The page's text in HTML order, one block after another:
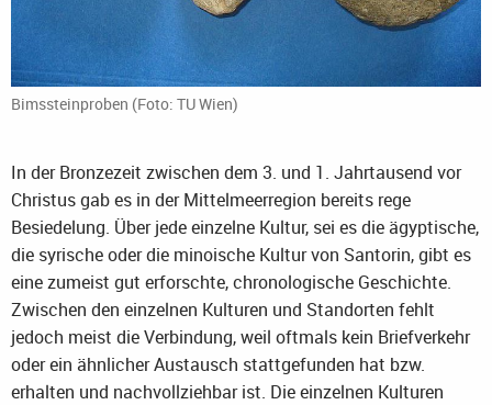
Bimssteinproben (Foto: TU Wien)
In der Bronzezeit zwischen dem 3. und 1. Jahrtausend vor
Christus gab es in der Mittelmeerregion bereits rege
Besiedelung. Über jede einzelne Kultur, sei es die ägyptische,
die syrische oder die minoische Kultur von Santorin, gibt es
eine zumeist gut erforschte, chronologische Geschichte.
Zwischen den einzelnen Kulturen und Standorten fehlt
jedoch meist die Verbindung, weil oftmals kein Briefverkehr
oder ein ähnlicher Austausch stattgefunden hat bzw.
erhalten und nachvollziehbar ist. Die einzelnen Kulturen